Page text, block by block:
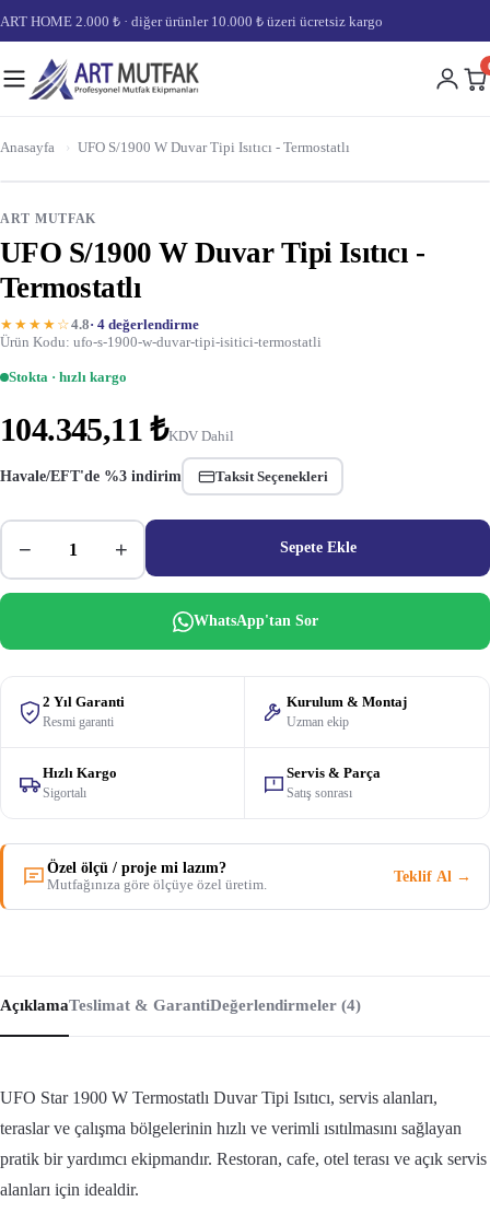
ART HOME 2.000 ₺ · diğer ürünler 10.000 ₺ üzeri ücretsiz kargo
Anasayfa › UFO S/1900 W Duvar Tipi Isıtıcı - Termostatlı
ART MUTFAK
UFO S/1900 W Duvar Tipi Isıtıcı -
Termostatlı
★★★★☆4.8· 4 değerlendirme
Ürün Kodu: ufo-s-1900-w-duvar-tipi-isitici-termostatli
Stokta · hızlı kargo
104.345,11 ₺KDV Dahil
Havale/EFT'de %3 indirim Taksit Seçenekleri
− + Sepete Ekle
WhatsApp'tan Sor
2 Yıl Garanti
Resmi garanti
Kurulum & Montaj
Uzman ekip
Hızlı Kargo
Sigortalı
Servis & Parça
Satış sonrası
Özel ölçü / proje mi lazım?
Mutfağınıza göre ölçüye özel üretim.
Teklif Al →
AçıklamaTeslimat & GarantiDeğerlendirmeler (4)
UFO Star 1900 W Termostatlı Duvar Tipi Isıtıcı, servis alanları,
teraslar ve çalışma bölgelerinin hızlı ve verimli ısıtılmasını sağlayan
pratik bir yardımcı ekipmandır. Restoran, cafe, otel terası ve açık servis
alanları için idealdir.